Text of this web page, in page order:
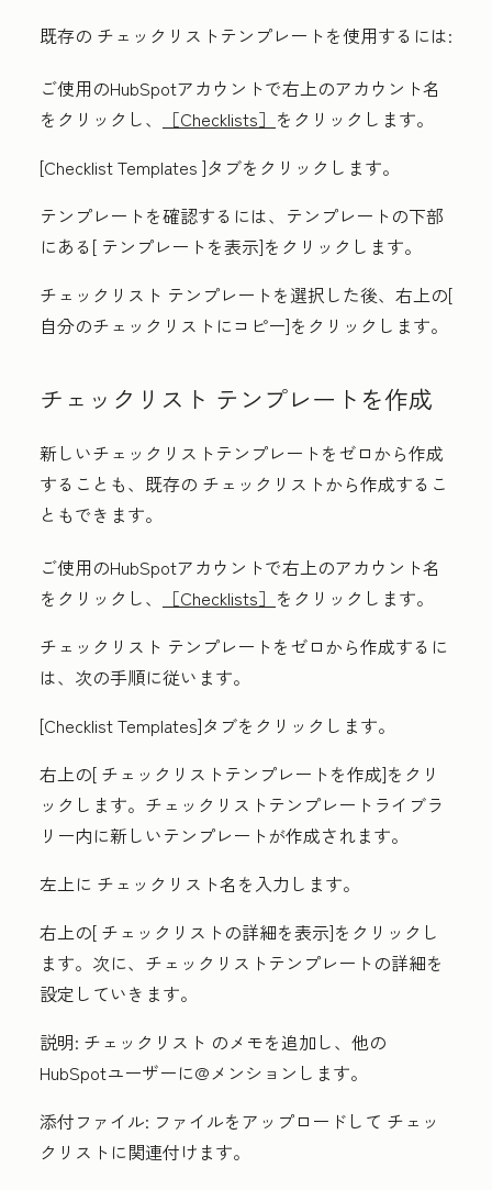
既存の チェックリストテンプレートを使用するには:
ご使用のHubSpotアカウントで右上のアカウント名
をクリックし、
［Checklists］ をクリックします。
[ChecklistTemplates ]タブをクリックします。
テンプレートを確認するには、テンプレートの下部
にある[ テンプレートを表示]をクリックします。
チェックリスト テンプレートを選択した後、右上の[
自分のチェックリストにコピー]をクリックします。
チェックリスト テンプレートを作成
新しいチェックリストテンプレートをゼロから作成
することも、既存の チェックリストから作成するこ
ともできます。
ご使用のHubSpotアカウントで右上のアカウント名
をクリックし、
［Checklists］ をクリックします。
チェックリスト テンプレートをゼロから作成するに
は、次の手順に従います。
[ChecklistTemplates]タブをクリックします。
右上の[ チェックリストテンプレートを作成]をクリ
ックします。チェックリストテンプレートライブラ
リー内に新しいテンプレートが作成されます。
左上に チェックリスト名 を入力します。
右上の[ チェックリストの詳細を表示]をクリックし
ます。次に、チェックリストテンプレートの詳細を
設定していきます。
説明: チェックリスト のメモを追加し、他の
HubSpotユーザーに@メンションします。
添付ファイル: ファイルをアップロードして チェッ
クリスト に関連付けます。